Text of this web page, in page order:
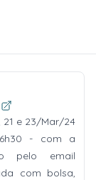
21 e 23/Mar/24
- com a
pelo email
com bolsa,